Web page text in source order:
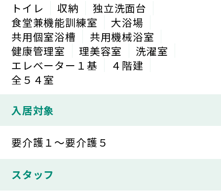
トイレ 収納
独立洗面台
食堂兼機能訓練室
大浴場
共用個室浴槽
共用機械浴室
健康管理室
理美容室
洗濯室
エレベーター１基
４階建
全５４室
入居対象
要介護１～要介護５
スタッフ